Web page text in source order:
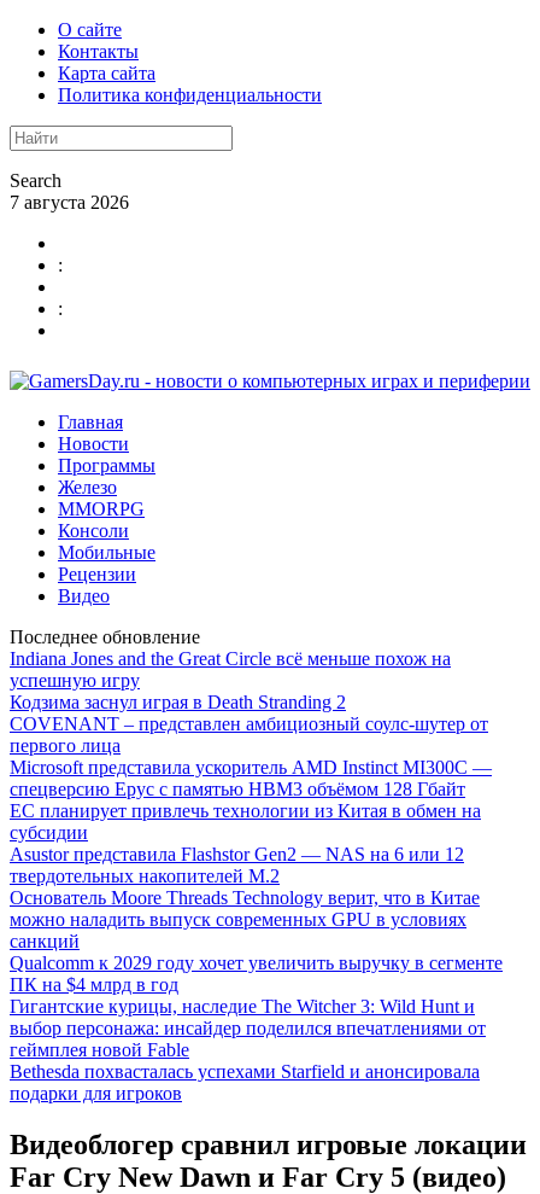
О сайте
Контакты
Карта сайта
Политика конфиденциальности
Search
7 августа 2026
:
:
Главная
Новости
Программы
Железо
MMORPG
Консоли
Мобильные
Рецензии
Видео
Последнее обновление
Indiana Jones and the Great Circle всё меньше похож на
успешную игру
Кодзима заснул играя в Death Stranding 2
COVENANT – представлен амбициозный соулс-шутер от
первого лица
Microsoft представила ускоритель AMD Instinct MI300C —
спецверсию Epyc с памятью HBM3 объёмом 128 Гбайт
ЕС планирует привлечь технологии из Китая в обмен на
субсидии
Asustor представила Flashstor Gen2 — NAS на 6 или 12
твердотельных накопителей M.2
Основатель Moore Threads Technology верит, что в Китае
можно наладить выпуск современных GPU в условиях
санкций
Qualcomm к 2029 году хочет увеличить выручку в сегменте
ПК на $4 млрд в год
Гигантские курицы, наследие The Witcher 3: Wild Hunt и
выбор персонажа: инсайдер поделился впечатлениями от
геймплея новой Fable
Bethesda похвасталась успехами Starfield и анонсировала
подарки для игроков
Видеоблогер сравнил игровые локации
Far Cry New Dawn и Far Cry 5 (видео)